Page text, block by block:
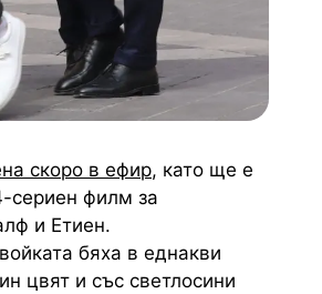
скоро в ефир, като ще е
сериен филм за
и Етиен.
бяха в еднакви
цвят и със светлосини